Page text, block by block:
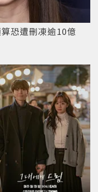
恐遭刪凍逾10億